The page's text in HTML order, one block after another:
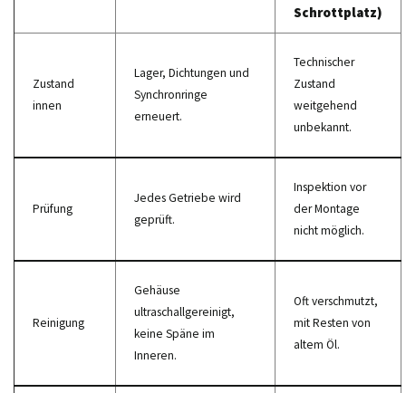
Schrottplatz)
Zustand
innen
Lager, Dichtungen und
Synchronringe
erneuert.
Technischer
Zustand
weitgehend
unbekannt.
Prüfung
Jedes Getriebe wird
geprüft.
Inspektion vor
der Montage
nicht möglich.
Reinigung
Gehäuse
ultraschallgereinigt,
keine Späne im
Inneren.
Oft verschmutzt,
mit Resten von
altem Öl.